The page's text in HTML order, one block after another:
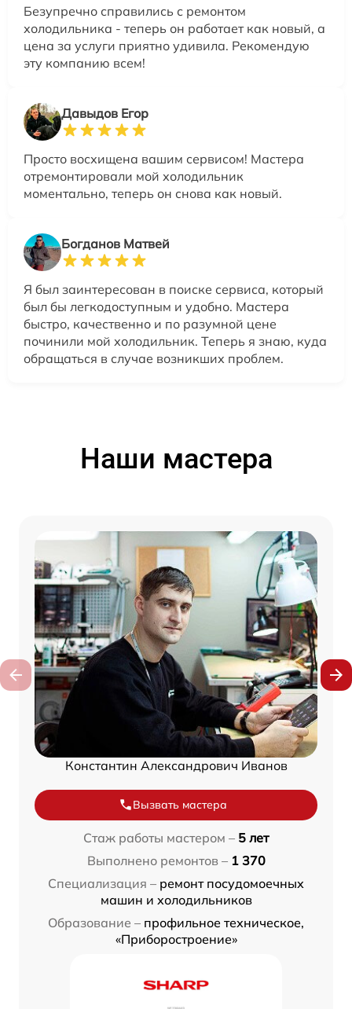
Безупречно справились с ремонтом
холодильника - теперь он работает как новый, а
цена за услуги приятно удивила. Рекомендую
эту компанию всем!
Давыдов Егор
Просто восхищена вашим сервисом! Мастера
отремонтировали мой холодильник
моментально, теперь он снова как новый.
Богданов Матвей
Я был заинтересован в поиске сервиса, который
был бы легкодоступным и удобно. Мастера
быстро, качественно и по разумной цене
починили мой холодильник. Теперь я знаю, куда
обращаться в случае возникших проблем.
Наши мастера
Константин Александрович Иванов
Вызвать мастера
Стаж работы мастером – 5 лет
Выполнено ремонтов – 1 370
Специализация – ремонт посудомоечных
машин и холодильников
Образование – профильное техническое,
«Приборостроение»